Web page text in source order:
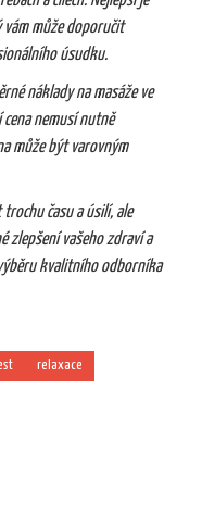
může doporučit
úsudku.
náklady na masáže ve
nemusí nutně
může být varovným
času a úsilí, ale
zlepšení vašeho zdraví a
kvalitního odborníka
relaxace